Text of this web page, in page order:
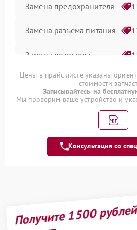
Замена предохранителя
Замена разъема питания
Замена резистора
Замена сигнальной
платы
Замена
Замена шлейфа
матрицы
Прошивка /
Цены в прайс-листе указаны
стоимости
Записывайтесь на
Мы проверим ваше устройство и
Консультация со
Получите 1500